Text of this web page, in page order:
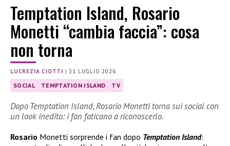
Temptation Island, Rosario
Monetti “cambia faccia”: cosa
non torna
LUCREZIA CIOTTI |31 LUGLIO 2026
SOCIAL TEMPTATION ISLAND TV
Dopo Temptation Island, Rosario Monetti torna sui social con
un look inedito: i fan faticano a riconoscerlo.
Rosario Monetti sorprende i fan dopo Temptation Island: